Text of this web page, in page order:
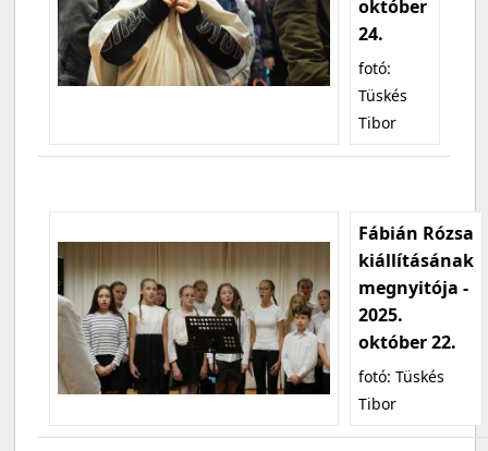
október
24.
fotó:
Tüskés
Tibor
Fábián Rózsa
kiállításának
megnyitója -
2025.
október 22.
fotó: Tüskés
Tibor